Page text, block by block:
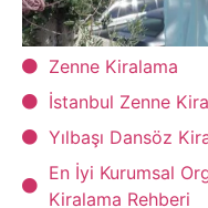
Zenne Kiralama
İstanbul Zenne
Yılbaşı Dansöz
En İyi Kurumsal
Kiralama Rehberi